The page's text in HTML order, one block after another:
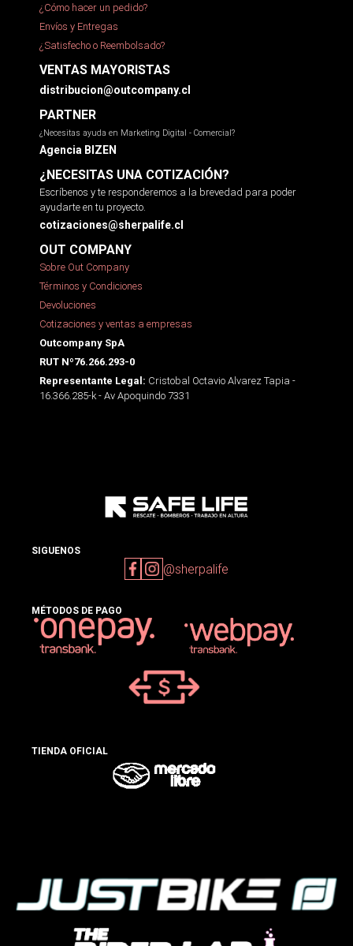
¿Cómo hacer un pedido?
Envíos y Entregas
¿Satisfecho o Reembolsado?
VENTAS MAYORISTAS
distribucion@outcompany.cl
PARTNER
¿Necesitas ayuda en Marketing Digital - Comercial?
Agencia BIZEN
¿NECESITAS UNA COTIZACIÓN?
Escríbenos y te responderemos a la brevedad para poder
ayudarte en tu proyecto.
cotizaciones@sherpalife.cl
OUT COMPANY
Sobre Out Company
Términos y Condiciones
Devoluciones
Cotizaciones y ventas a empresas
Outcompany SpA
RUT Nº76.266.293-0
Representante Legal: Cristobal Octavio Alvarez Tapia -
16.366.285-k - Av Apoquindo 7331
SIGUENOS
@sherpalife
MÉTODOS DE PAGO
TIENDA OFICIAL